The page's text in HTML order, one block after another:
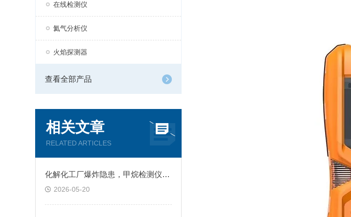
在线检测仪
氦气分析仪
火焰探测器
查看全部产品
相关文章
RELATED ARTICLES
化解化工厂爆炸隐患，甲烷检测仪能不能守住防线？
2026-05-20